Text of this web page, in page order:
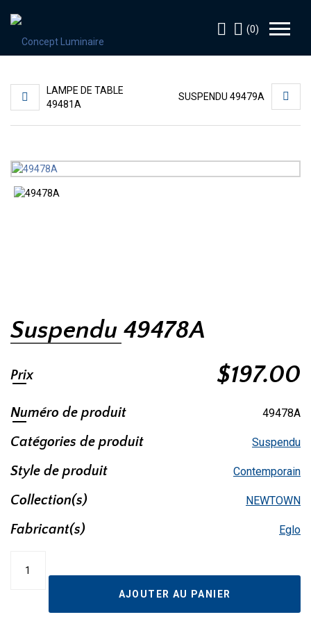
(0)
LAMPE DE TABLE
49481A
SUSPENDU 49479A
Suspendu 49478A
Prix $197.00
Numéro de produit 49478A
Catégories de produit Suspendu
Style de produit Contemporain
Collection(s) NEWTOWN
Fabricant(s) Eglo
AJOUTER AU PANIER